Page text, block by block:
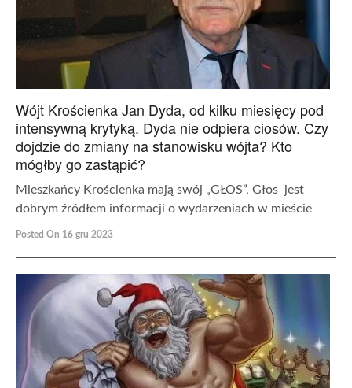
Wójt Krościenka Jan Dyda, od kilku miesięcy pod
intensywną krytyką. Dyda nie odpiera ciosów. Czy
dojdzie do zmiany na stanowisku wójta? Kto
mógłby go zastąpić?
Mieszkańcy Krościenka mają swój „GŁOS”, Głos jest
dobrym źródłem informacji o wydarzeniach w mieście
Posted On 16 gru 2023